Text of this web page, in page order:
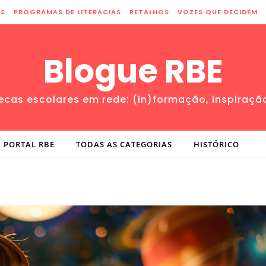
PROGRAMAS DE LITERACIAS RETALHOS VOZES QUE DECIDEM
Blogue RBE
escolares em rede: (in)formação,
PORTAL RBE TODAS AS CATEGORIAS HISTÓRICO